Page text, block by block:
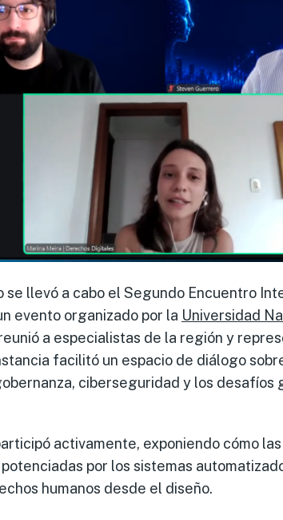
se llevó a cabo el Segundo Encuentro
evento organizado por la Universidad
a especialistas de la región y
facilitó un espacio de diálogo
ciberseguridad y los desafíos
activamente, exponiendo cómo
por los sistemas
humanos desde el diseño.